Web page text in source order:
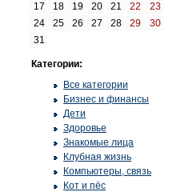
17
18 19 20 21 22
23
24
25 26 27 28 29
30
31
Категории:
Все категории
Бизнес и финансы
Дети
Здоровье
Знакомые лица
Клубная жизнь
Компьютеры, связь
Кот и пёс